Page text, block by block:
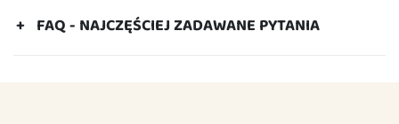
FAQ - NAJCZĘŚCIEJ ZADAWANE PYTANIA